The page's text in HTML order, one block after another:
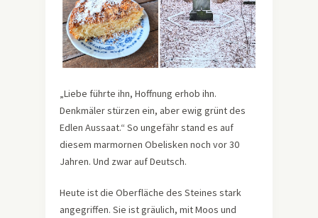
„Liebe führte ihn, Hoffnung erhob ihn.
Denkmäler stürzen ein, aber ewig grünt des
Edlen Aussaat.“ So ungefähr stand es auf
diesem marmornen Obelisken noch vor 30
Jahren. Und zwar auf Deutsch.
Heute ist die Oberfläche des Steines stark
angegriffen. Sie ist gräulich, mit Moos und